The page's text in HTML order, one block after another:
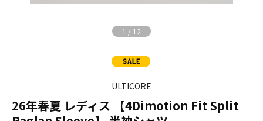
1 / 12
ULTICORE
26年春夏 レディス 【4Dimotion Fit Split